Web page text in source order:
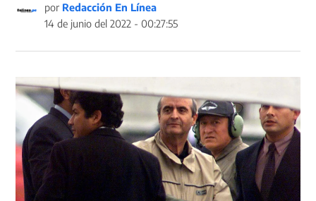
por Redacción En Línea
14 de junio del 2022 - 00:27:55